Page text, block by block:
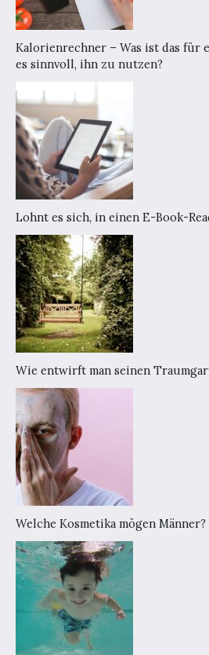
Kalorienrechner – Was ist das für
es sinnvoll, ihn zu nutzen?
Lohnt es sich, in einen E-Book-
Wie entwirft man seinen
Welche Kosmetika mögen Männer?